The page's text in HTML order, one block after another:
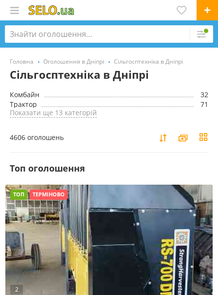
Головна Оголошення в Дніпрі Сільгосптехніка в Дніпрі
Сільгосптехніка в Дніпрі
Комбайн
32
Трактор
71
Показати ще 13 категорій
4606 оголошень
Toп оголошення
ТОП ТЕРМІНОВО
2